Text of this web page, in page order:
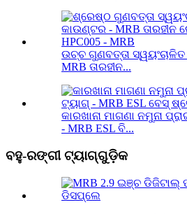
ଉଚ୍ଚ ଗୁଣବତ୍ତା
MRB ତାରହୀନ...
କାରଖାନା ମାଗଣା ନମୁନା
- MRB ESL ବି...
ବହୁ-ରଙ୍ଗୀ ଟ୍ୟାଗ୍‌ଗୁଡ଼ିକ